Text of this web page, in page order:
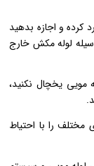
وارد کرده و اجازه بدهید
لوله مکش خارج
یخچال نکنید،
را با احتیاط